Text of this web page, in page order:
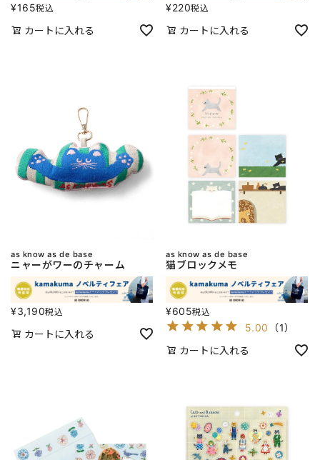
¥165税込
カートに入れる
¥220税込
カートに入れる
as know as de base
ニャーがワーのチャーム
¥3,190税込
カートに入れる
as know as de base
猫ブロックメモ
¥605税込
5.00 （1）
カートに入れる